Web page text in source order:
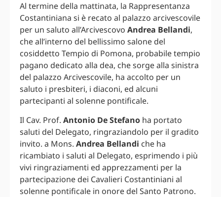
Al termine della mattinata, la Rappresentanza
Costantiniana si è recato al palazzo arcivescovile
per un saluto all’Arcivescovo Andrea Bellandi,
che all’interno del bellissimo salone del
cosiddetto Tempio di Pomona, probabile tempio
pagano dedicato alla dea, che sorge alla sinistra
del palazzo Arcivescovile, ha accolto per un
saluto i presbiteri, i diaconi, ed alcuni
partecipanti al solenne pontificale.
Il Cav. Prof. Antonio De Stefano ha portato
saluti del Delegato, ringraziandolo per il gradito
invito. a Mons. Andrea Bellandi che ha
ricambiato i saluti al Delegato, esprimendo i più
vivi ringraziamenti ed apprezzamenti per la
partecipazione dei Cavalieri Costantiniani al
solenne pontificale in onore del Santo Patrono.